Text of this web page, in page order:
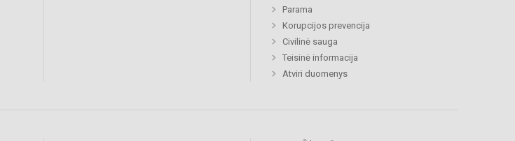
Parama
Korupcijos prevencija
Civilinė sauga
Teisinė informacija
Atviri duomenys